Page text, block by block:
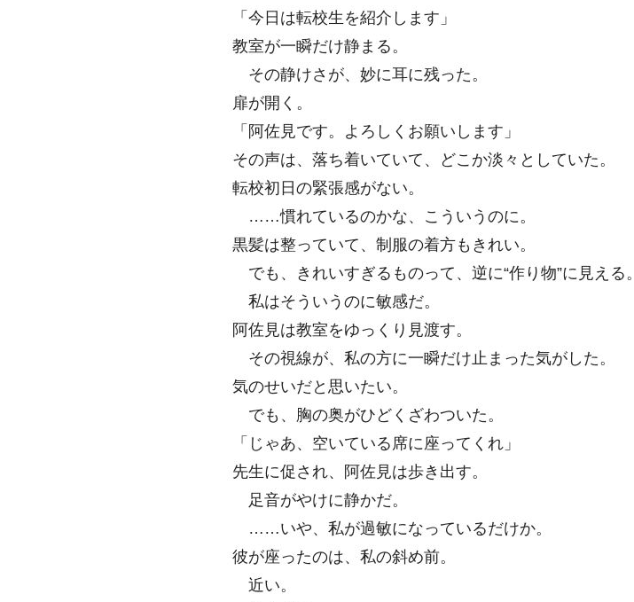
「今日は転校生を紹介します」
教室が一瞬だけ静まる。
その静けさが、妙に耳に残った。
扉が開く。
「阿佐見です。よろしくお願いします」
その声は、落ち着いていて、どこか淡々としていた。
転校初日の緊張感がない。
……慣れているのかな、こういうのに。
黒髪は整っていて、制服の着方もきれい。
でも、きれいすぎるものって、逆に“作り物”に見える。
私はそういうのに敏感だ。
阿佐見は教室をゆっくり見渡す。
その視線が、私の方に一瞬だけ止まった気がした。
気のせいだと思いたい。
でも、胸の奥がひどくざわついた。
「じゃあ、空いている席に座ってくれ」
先生に促され、阿佐見は歩き出す。
足音がやけに静かだ。
……いや、私が過敏になっているだけか。
彼が座ったのは、私の斜め前。
近い。